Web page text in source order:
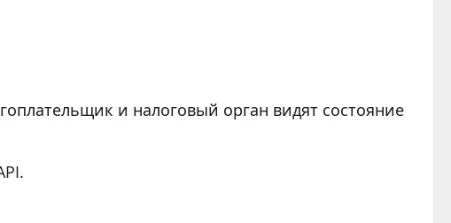
и налоговый орган видят состояние